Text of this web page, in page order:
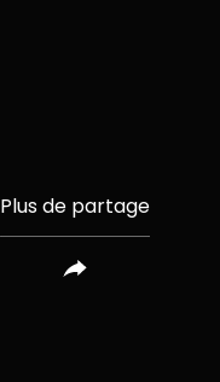
Plus de partage